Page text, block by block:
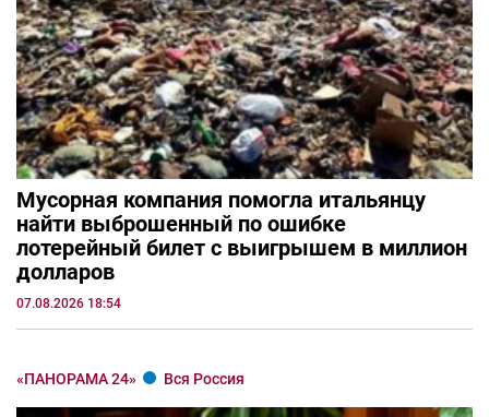
Мусорная компания помогла итальянцу
найти выброшенный по ошибке
лотерейный билет с выигрышем в миллион
долларов
07.08.2026 18:54
«ПАНОРАМА 24» Вся Россия